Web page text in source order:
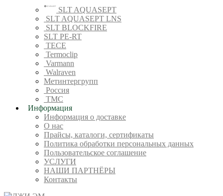
SLT AQUASEPT
SLT AQUASEPT LNS
SLT BLOCKFIRE
SLT PE-RT
TECE
Termoclip
Varmann
Walraven
Метинтергрупп
Россия
ТМС
Информация
Информация о доставке
О нас
Прайсы, каталоги, сертификаты
Политика обработки персональных данных
Пользовательское соглашение
УСЛУГИ
НАШИ ПАРТНЁРЫ
Контакты